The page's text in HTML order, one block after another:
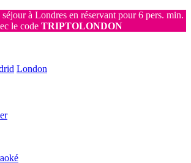
à Londres en réservant pour 6 pers. min.
le code TRIPTOLONDON
London